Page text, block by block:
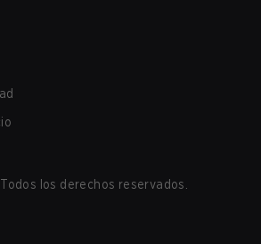
los derechos reservados.